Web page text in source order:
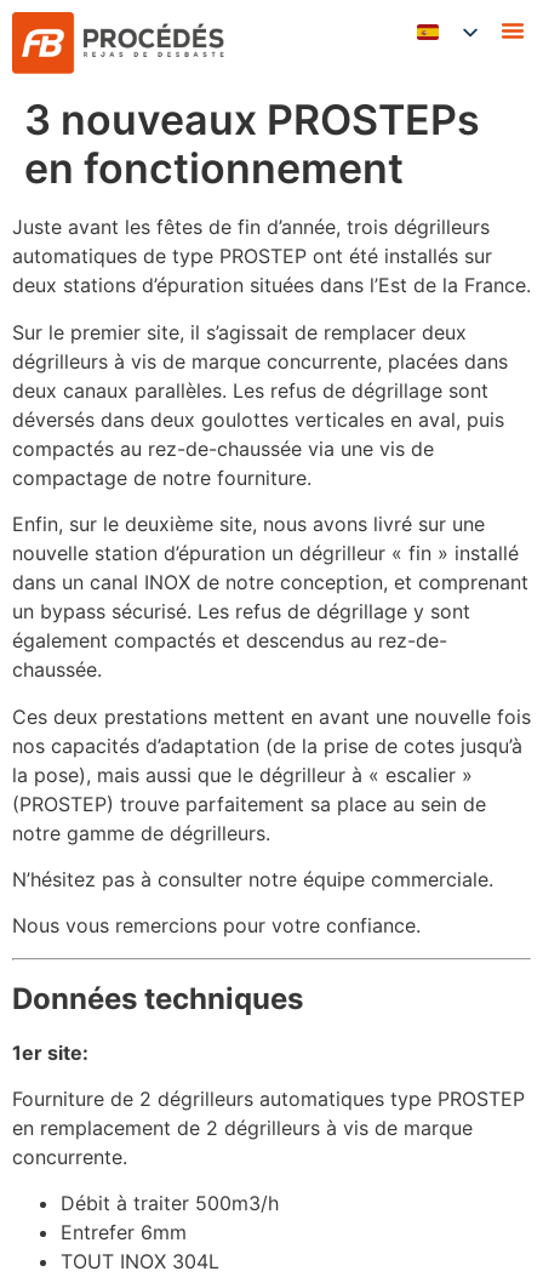
3 nouveaux PROSTEPs
en fonctionnement
Juste avant les fêtes de fin d’année, trois dégrilleurs
automatiques de type PROSTEP ont été installés sur
deux stations d’épuration situées dans l’Est de la France.
Sur le premier site, il s’agissait de remplacer deux
dégrilleurs à vis de marque concurrente, placées dans
deux canaux parallèles. Les refus de dégrillage sont
déversés dans deux goulottes verticales en aval, puis
compactés au rez-de-chaussée via une vis de
compactage de notre fourniture.
Enfin, sur le deuxième site, nous avons livré sur une
nouvelle station d’épuration un dégrilleur « fin » installé
dans un canal INOX de notre conception, et comprenant
un bypass sécurisé. Les refus de dégrillage y sont
également compactés et descendus au rez-de-
chaussée.
Ces deux prestations mettent en avant une nouvelle fois
nos capacités d’adaptation (de la prise de cotes jusqu’à
la pose), mais aussi que le dégrilleur à « escalier »
(PROSTEP) trouve parfaitement sa place au sein de
notre gamme de dégrilleurs.
N’hésitez pas à consulter notre équipe commerciale.
Nous vous remercions pour votre confiance.
Données techniques
1er site:
Fourniture de 2 dégrilleurs automatiques type PROSTEP
en remplacement de 2 dégrilleurs à vis de marque
concurrente.
Débit à traiter 500m3/h
Entrefer 6mm
TOUT INOX 304L